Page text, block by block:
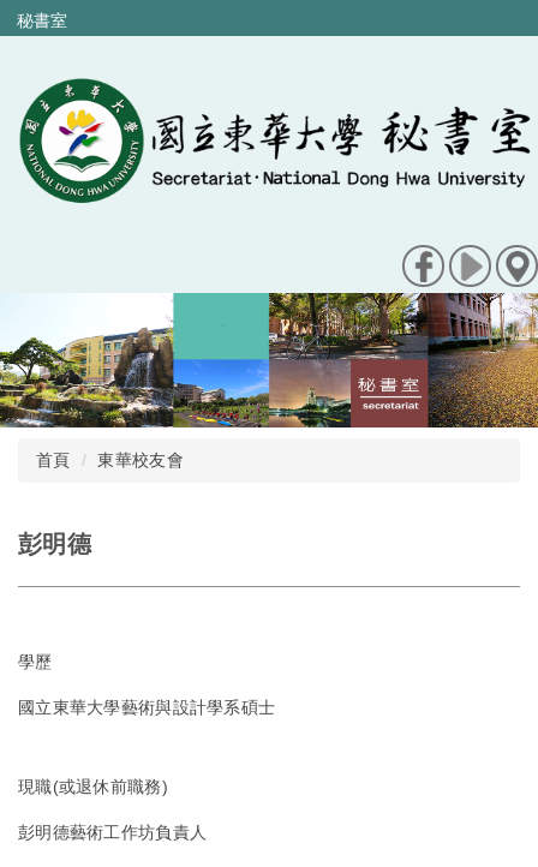
跳
到
內
容
區
秘書室
首頁 東華校友會
彭明德
學歷
國立東華大學藝術與設計學系碩士
現職(或退休前職務)
彭明德藝術工作坊負責人